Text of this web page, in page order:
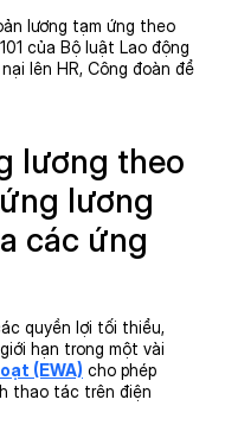
lương tạm ứng theo
của Bộ luật Lao động
lên HR, Công đoàn để
lương theo
lương
các ứng
quyền lợi tối thiểu,
hạn trong một vài
(EWA) cho phép
thao tác trên điện